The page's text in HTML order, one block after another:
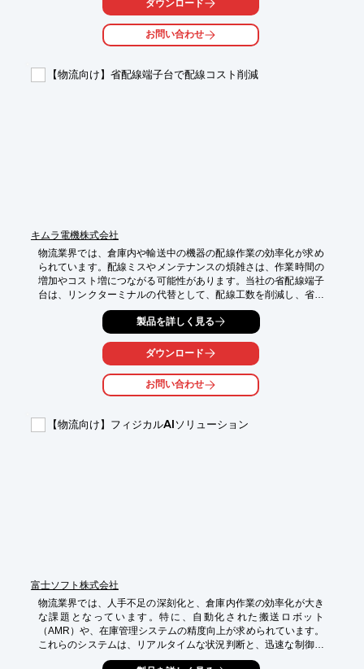
時に実現します。
【活用シーン】
・ピッキング作業
・梱包作業
ダウンロード
お問い合わせ
【物流向け】省配線端子台で配線コスト削減
キムラ電機株式会社
物流業界では、倉庫内や輸送中の機器の配線作業の効率化が求め
られています。配線ミスやメンテナンスの煩雑さは、作業時間の
増加やコスト増につながる可能性があります。当社の省配線端子
台は、リンクターミナルの代替として、配線工数を削減し、省ス
ペース化を実現します。入出力フリー機能により、柔軟なシステ
ム構築を可能にし、物流現場の効率化に貢献します。
【活用シーン】
・倉庫内の自動搬送システム
・仕分け・ピッキングシステム
・在庫管理システム
・配線工数の削減
製品を詳しく見る
ダウンロード
お問い合わせ
【物流向け】フィジカルAIソリューション
富士ソフト株式会社
物流業界では、人手不足の深刻化と、倉庫内作業の効率化が大き
な課題となっています。特に、自動化された搬送ロボット
（AMR）や、在庫管理システムの精度向上が求められています。
これらのシステムは、リアルタイムな状況判断と、迅速な制御が
不可欠であり、クラウド環境に依存すると、通信遅延による問題